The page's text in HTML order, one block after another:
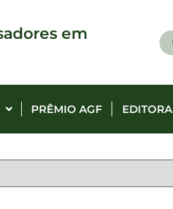
em
PRÊMIO AGF EDITORA